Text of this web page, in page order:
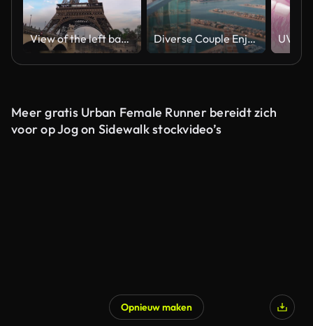
View of the left bank of the Seine River, the Eiffel Tower, boats sailing on the river, the Quai Jacques-Chirac embankment and Pont d'Iena, Jena Bridge spanning the River Seine of Paris, France. Diverse Couple Enjoying Sunset Views from High Rise Sky Deck Overlooking Palm Jumeirah
Meer gratis Urban Female Runner bereidt zich
voor op Jog on Sidewalk stockvideo’s
Opnieuw maken